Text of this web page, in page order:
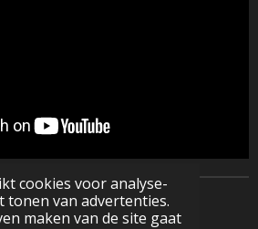
cookies voor analyse-
tonen van advertenties.
maken van de site gaat